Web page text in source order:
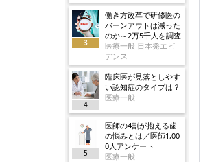
3
働き方改革で研修医の
バーンアウトは減った
のか～2万5千人を調査
医療一般 日本発エビ
デンス
4
臨床医が見落としやす
い認知症のタイプは？
医療一般
5
医師の4割が抱える歯
の悩みとは／医師1,00
0人アンケート
医療一般